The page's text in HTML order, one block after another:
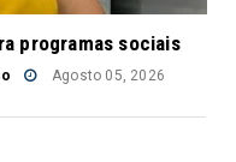
programas sociais
Agosto 05, 2026